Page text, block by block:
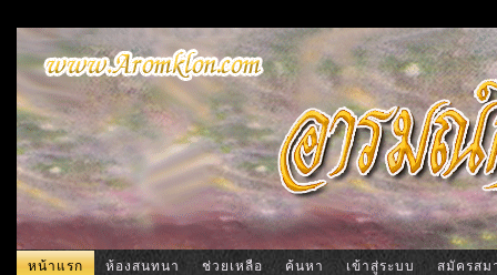
หน้าแรก ห้องสนทนา ช่วยเหลือ ค้นหา เข้าสู่ระบบ สมัครสม